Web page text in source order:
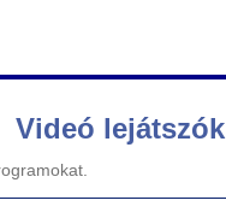
Videó lejátszók